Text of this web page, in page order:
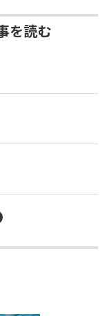
を読む